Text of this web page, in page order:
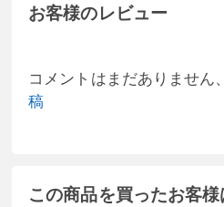
お客様のレビュー
コメントはまだありません
稿
この商品を買ったお客